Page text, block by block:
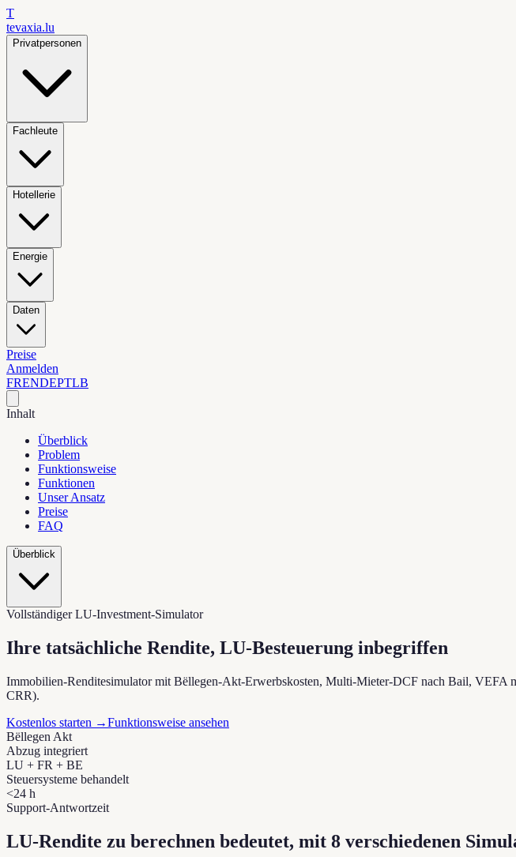
T
tevaxia.lu
Privatpersonen
Fachleute
Hotellerie
Energie
Daten
Preise
Anmelden
FRENDEPTLB
Inhalt
Überblick
Problem
Funktionsweise
Funktionen
Unser Ansatz
Preise
FAQ
Überblick
Vollständiger LU-Investment-Simulator
Ihre tatsächliche Rendite, LU-Besteuerung inbegriffen
Immobilien-Renditesimulator mit Bëllegen-Akt-Erwerbskosten, Multi-Mieter-DCF nach Bail,
CRR).
Kostenlos starten →Funktionsweise ansehen
Bëllegen Akt
Abzug integriert
LU + FR + BE
Steuersysteme behandelt
<24 h
Support-Antwortzeit
LU-Rendite zu berechnen bedeutet, mit 8 verschiedenen